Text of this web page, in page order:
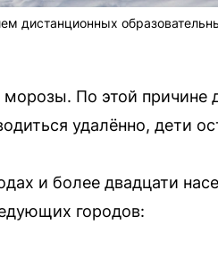
дистанционных
По этой причине
удалённо, дети
и более двадцати
городов: